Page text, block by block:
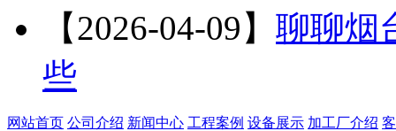
【2026-04-09】 聊聊烟
些
网站首页 公司介绍 新闻中心 工程案例 设备展示 加工厂介绍